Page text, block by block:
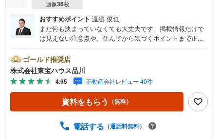
画像36枚
おすすめポイント 渡邉 俊也
まだ何も決まっていなくても大丈夫です。掲載情報だけで
は見えない注意点や、住んでから気づくポイントまで正直
とも包み隠さずお伝えし、「納得して選ぶ」ためのサポー
トを大切にしています。現地でしか分からないリアルな情
報も含めて、一緒に後悔しない住まい探しを進めていきま
しょう。まずはお気軽にご相談ください。【Yahoo！ 不動
産キャンペーン対象店舗】当店で物件を成約するとPayPay
ボーナスライトがもらえる「Yahoo！ 不動産 物件ご成約キ
予約をする」ボタンからお問い合わせください。※必ずYah
ゴールド推奨店
株式会社東宝ハウス品川
4.95 不動産会社レビュー 40件
資料をもらう （無料）
電話する （通話料無料）